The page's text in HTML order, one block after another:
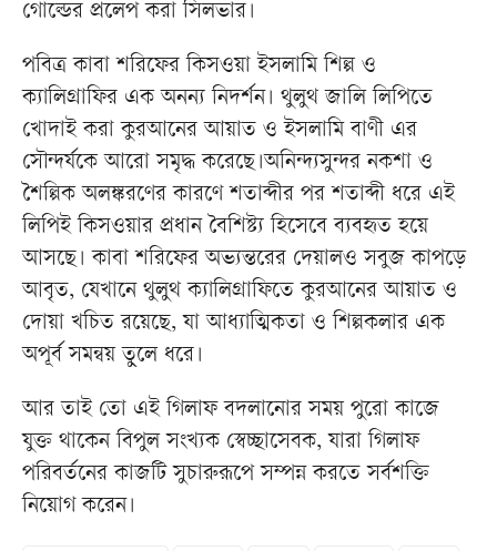
গোল্ডের প্রলেপ করা সিলভার।
পবিত্র কাবা শরিফের কিসওয়া ইসলামি শিল্প ও
ক্যালিগ্রাফির এক অনন্য নিদর্শন। থুলুথ জালি লিপিতে
খোদাই করা কুরআনের আয়াত ও ইসলামি বাণী এর
সৌন্দর্যকে আরো সমৃদ্ধ করেছে।অনিন্দ্যসুন্দর নকশা ও
শৈল্পিক অলঙ্করণের কারণে শতাব্দীর পর শতাব্দী ধরে এই
লিপিই কিসওয়ার প্রধান বৈশিষ্ট্য হিসেবে ব্যবহৃত হয়ে
আসছে। কাবা শরিফের অভ্যন্তরের দেয়ালও সবুজ কাপড়ে
আবৃত, যেখানে থুলুথ ক্যালিগ্রাফিতে কুরআনের আয়াত ও
দোয়া খচিত রয়েছে, যা আধ্যাত্মিকতা ও শিল্পকলার এক
অপূর্ব সমন্বয় তুলে ধরে।
আর তাই তো এই গিলাফ বদলানোর সময় পুরো কাজে
যুক্ত থাকেন বিপুল সংখ্যক স্বেচ্ছাসেবক, যারা গিলাফ
পরিবর্তনের কাজটি সুচারুরূপে সম্পন্ন করতে সর্বশক্তি
নিয়োগ করেন।